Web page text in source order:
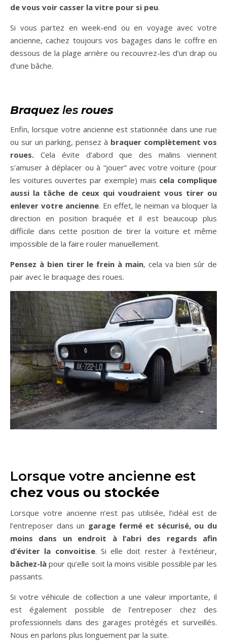
de vous voir casser la vitre pour si peu.
Si vous partez en week-end ou en voyage avec votre
ancienne, cachez toujours vos bagages dans le coffre en
dessous de la plage arrière ou recouvrez-les d’un drap ou
d’une bâche.
Braquezles roues
Enfin, lorsque votre ancienne est stationnée dans une rue
ou sur un parking, pensez à braquer complètement vos
roues. Cela évite d’abord que des malins viennent
s’amuser à déplacer ou à “jouer” avec votre voiture (pour
les voitures ouvertes par exemple) mais cela complique
aussi la tâche de ceux qui voudraient vous tirer ou
enlever votre ancienne. En effet, le neiman va bloquer la
direction en position braquée et il est beaucoup plus
difficile dans cette position de tirer la voiture et même
impossible de la faire rouler manuellement.
Pensez à bien tirer le frein à main, cela va bien sûr de
pair avec le braquage des roues.
Lorsque votre ancienne est
chez vous ou stockée
Lorsque votre ancienne n’est pas utilisée, l’idéal est de
l’entreposer dans un garage fermé et sécurisé, ou du
moins dans un endroit à l’abri des regards afin
d’éviter la convoitise. Si elle doit rester à l’extérieur,
bâchez-là pour qu’elle soit la moins visible possible par les
passants.
Si votre véhicule de collection a une valeur importante, il
est également possible de l’entreposer chez des
professionnels dans des garages protégés et surveillés.
Nous en parlons plus longuement par la suite.